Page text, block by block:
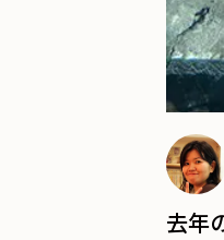
去年